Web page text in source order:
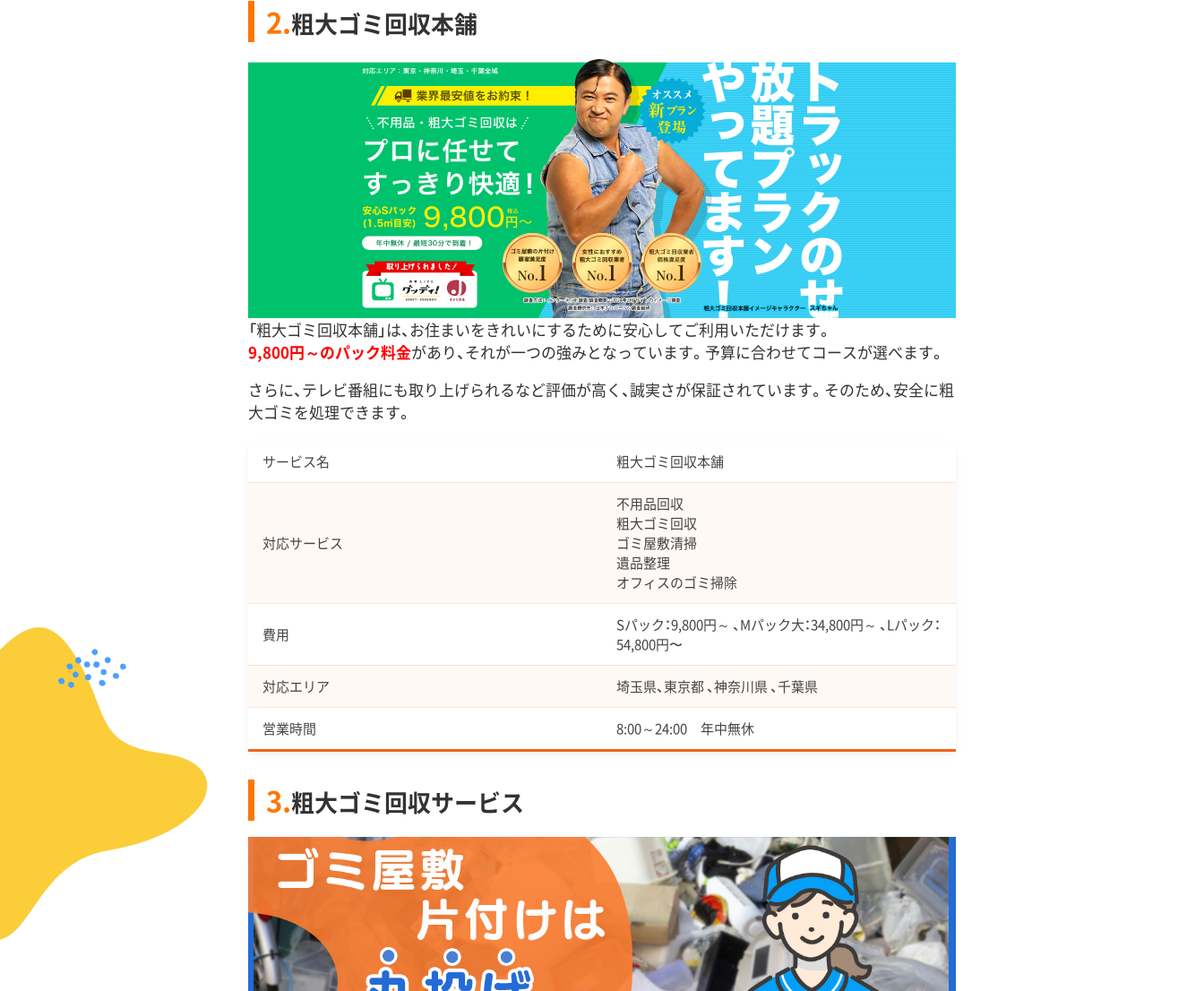
2.粗大ゴミ回収本舗
「粗大ゴミ回収本舗」は、お住まいをきれいにするために安心してご利用いただけます。
9,800円～のパック料金があり、それが一つの強みとなっています。予算に合わせてコースが選べます。
さらに、テレビ番組にも取り上げられるなど評価が高く、誠実さが保証されています。そのため、安全に粗
大ゴミを処理できます。
サービス名 粗大ゴミ回収本舗
対応サービス
不用品回収
粗大ゴミ回収
ゴミ屋敷清掃
遺品整理
オフィスのゴミ掃除
費用
Sパック：9,800円～ 、Mパック大：34,800円～ 、Lパック：
54,800円〜
対応エリア 埼玉県、東京都 、神奈川県 、千葉県
営業時間 8:00～24:00 年中無休
3.粗大ゴミ回収サービス